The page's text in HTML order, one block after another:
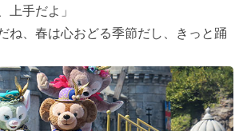
上手だよ」
ね、春は心おどる季節だし、きっと踊